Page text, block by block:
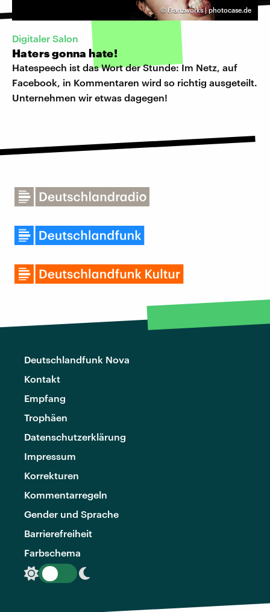
© Franzworks | photocase.de
Digitaler Salon
Haters gonna hate!
Hatespeech ist das Wort der Stunde: Im Netz, auf
Facebook, in Kommentaren wird so richtig ausgeteilt.
Unternehmen wir etwas dagegen!
Deutschlandfunk Nova
Kontakt
Empfang
Trophäen
Datenschutzerklärung
Impressum
Korrekturen
Kommentarregeln
Gender und Sprache
Barrierefreiheit
Farbschema